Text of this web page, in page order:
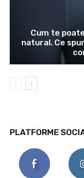
Cum te
natural. Ce
PLATFORME